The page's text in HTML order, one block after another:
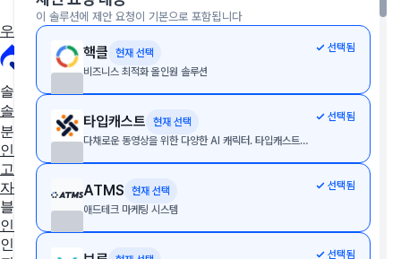
이 솔루션에 제안 요청이 기본으로 포함됩니다
핵클
현재 선택
비즈니스 최적화 올인원 솔루션
선택됨
타입캐스트
현재 선택
다채로운 동영상을 위한 다양한 AI 캐릭터. 타입캐스트의 다양한 캐릭터와 가상인간을 활용하여 상황에 맞는 대본을 입력하기만 하면 당신만의 비디오 완성
선택됨
ATMS
현재 선택
애드테크 마케팅 시스템
선택됨
선택됨
우리 회사에 딱 맞는 툴 추천받기
솔루션 추천
솔루션 추천받기
분야별 솔루션
인사·노무
협업툴·그룹웨어 세무·회계 문서관리
영업·
고객관리 AI·자동화 데이터 분석 마케팅 이커머스 웹사이트
자인툴
개발운영 보안접속 통합 자산 관리
교육관리
블로그
인사이트
인사노무 계산기